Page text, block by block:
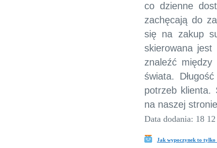
co dzienne
zachęcają do
się na zakup
skierowana
znaleźć
świata.
potrzeb klienta.
na naszej
Data dodania: 18
Jak wypoczynek to tylko